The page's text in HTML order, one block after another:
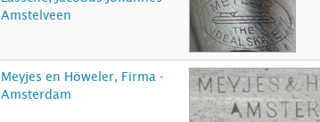
Amstelveen
Meyjes en Höweler, Firma -
Amsterdam